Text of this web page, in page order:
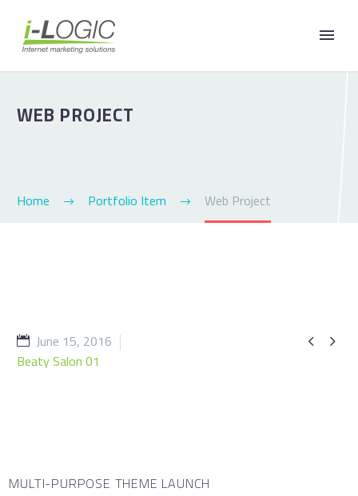
WEB PROJECT
Home Portfolio Item Web Project
 
June 15, 2016
Beaty Salon 01
MULTI-PURPOSE THEME LAUNCH